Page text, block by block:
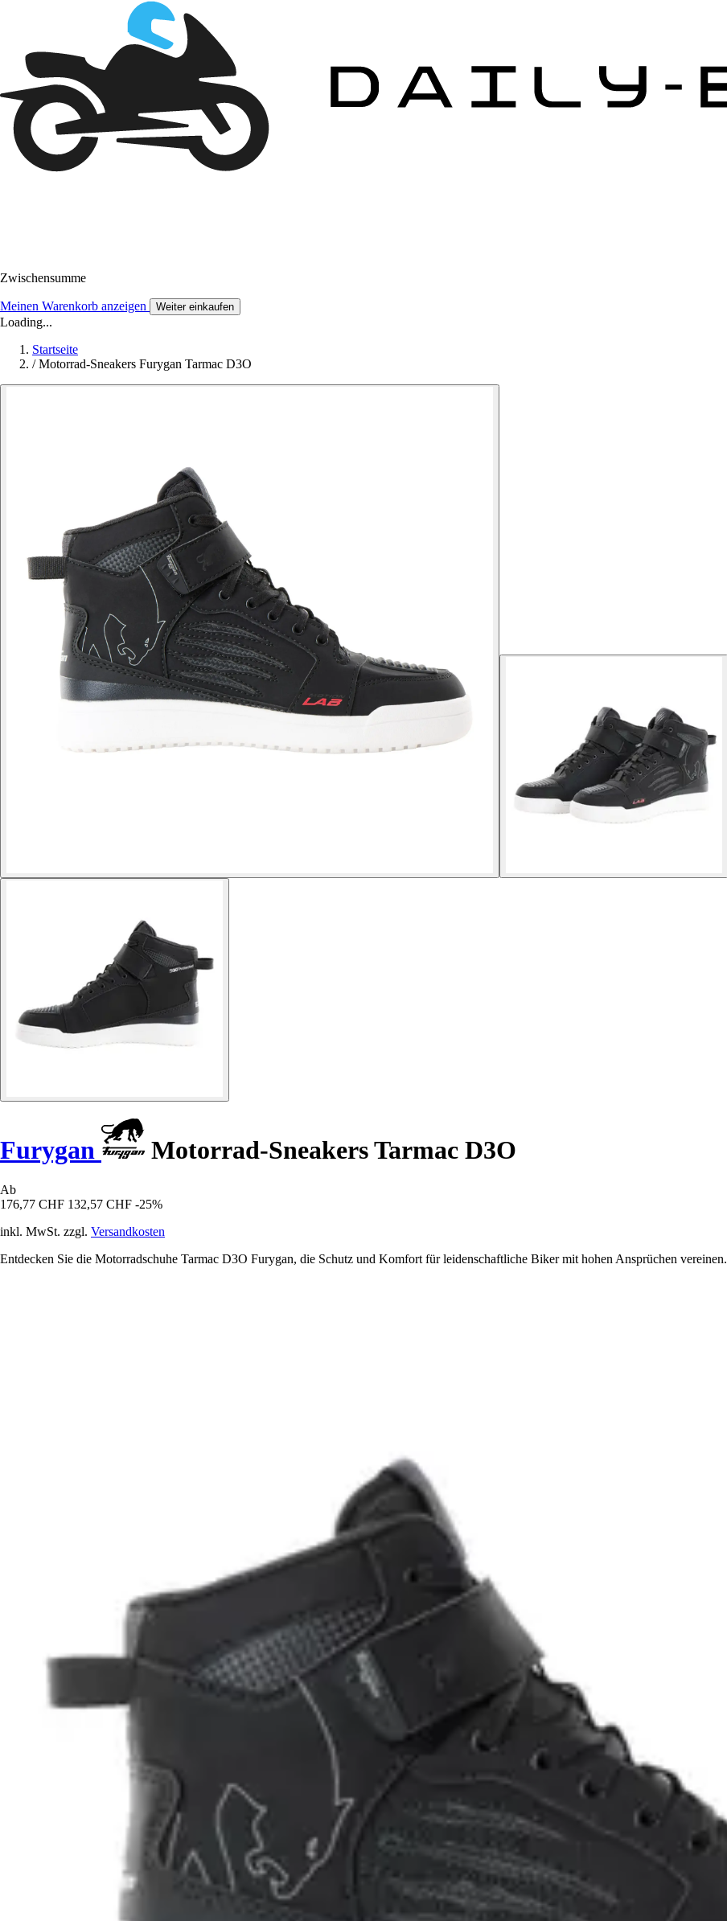
Zwischensumme
Meinen Warenkorb anzeigen Weiter einkaufen
Loading...
Startseite
/ Motorrad-Sneakers Furygan Tarmac D3O
Furygan Motorrad-Sneakers Tarmac D3O
Ab
176,77 CHF 132,57 CHF -25%
inkl. MwSt. zzgl. Versandkosten
Entdecken Sie die Motorradschuhe Tarmac D3O Furygan, die Schutz und Komfort für leidenschaftliche Biker mit hohen Ansprüchen vereinen.